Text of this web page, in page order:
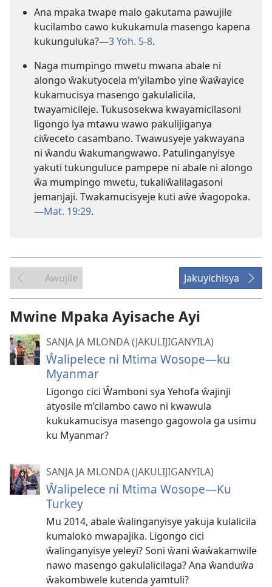
Ana mpaka twape malo gakutama pawujile
kucilambo cawo kukukamula masengo kapena
kukunguluka?—3 Yoh. 5-8.
Naga mumpingo mwetu mwana abale ni
alongo ŵakutyocela m’yilambo yine ŵaŵayice
kukamucisya masengo gakulalicila,
twayamicileje. Tukusosekwa kwayamicilasoni
ligongo lya mtawu wawo pakulijiganya
ciŵeceto casambano. Twawusyeje yakwayana
ni ŵandu ŵakumangwawo. Patulinganyisye
yakuti tukunguluce pampepe ni abale ni alongo
ŵa mumpingo mwetu, tukaliŵalilagasoni
jemanjaji. Twakamucisyeje kuti aŵe ŵagopoka.
—Mat. 19:29.
Awujile Jakuyichisya
Mwine Mpaka Ayisache Ayi
SANJA JA MLONDA (JAKULIJIGANYILA)
Ŵalipelece ni Mtima Wosope—ku
Myanmar
Ligongo cici Ŵamboni sya Yehofa ŵajinji
atyosile m’cilambo cawo ni kwawula
kukukamucisya masengo gagowola ga usimu
ku Myanmar?
SANJA JA MLONDA (JAKULIJIGANYILA)
Ŵalipelece ni Mtima Wosope—Ku
Turkey
Mu 2014, abale ŵalinganyisye yakuja kulalicila
kumaloko mwapajika. Ligongo cici
ŵalinganyisye yeleyi? Soni ŵani ŵaŵakamwile
nawo masengo gakulalicilaga? Ana ŵanduŵa
ŵakombwele kutenda yamtuli?